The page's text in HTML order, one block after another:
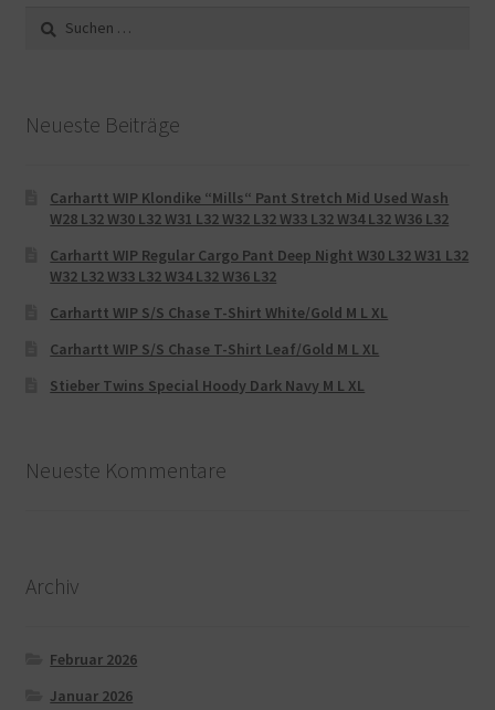
Suche
nach:
Neueste Beiträge
Carhartt WIP Klondike “Mills“ Pant Stretch Mid Used Wash
W28 L32 W30 L32 W31 L32 W32 L32 W33 L32 W34 L32 W36 L32
Carhartt WIP Regular Cargo Pant Deep Night W30 L32 W31 L32
W32 L32 W33 L32 W34 L32 W36 L32
Carhartt WIP S/S Chase T-Shirt White/Gold M L XL
Carhartt WIP S/S Chase T-Shirt Leaf/Gold M L XL
Stieber Twins Special Hoody Dark Navy M L XL
Neueste Kommentare
Archiv
Februar 2026
Januar 2026